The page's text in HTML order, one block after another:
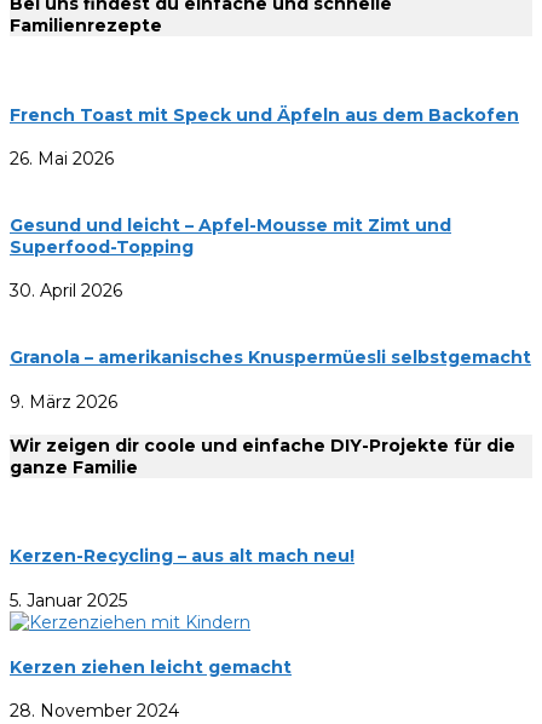
Familienrezepte
French Toast mit Speck und Äpfeln aus dem Backofen
26. Mai 2026
Gesund und leicht – Apfel-Mousse mit Zimt und
Superfood-Topping
30. April 2026
Granola – amerikanisches Knuspermüesli selbstgemacht
9. März 2026
Wir zeigen dir coole und einfache DIY-Projekte für die
ganze Familie
Kerzen-Recycling – aus alt mach neu!
5. Januar 2025
Kerzen ziehen leicht gemacht
28. November 2024